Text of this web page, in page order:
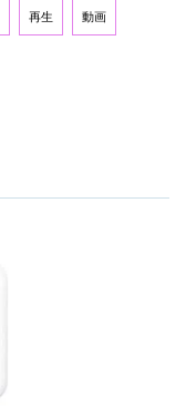
再生 動画